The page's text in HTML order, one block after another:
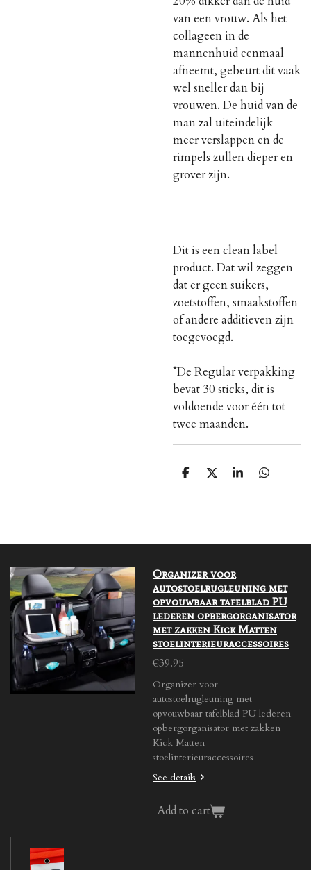
van een vrouw. Als het
collageen in de
mannenhuid eenmaal
afneemt, gebeurt dit vaak
wel sneller dan bij
vrouwen. De huid van de
man zal uiteindelijk
meer verslappen en de
rimpels zullen dieper en
grover zijn.
Dit is een clean label
product. Dat wil zeggen
dat er geen suikers,
zoetstoffen, smaakstoffen
of andere additieven zijn
toegevoegd.
*De Regular verpakking
bevat 30 sticks, dit is
voldoende voor één tot
twee maanden.
S
S
S
S
Organizer voor
autostoelrugleuning met
opvouwbaar tafelblad PU
lederen opbergorganisator
met zakken Kick Matten
stoelinterieuraccessoires
€39.95
Organizer voor
autostoelrugleuning met
opvouwbaar tafelblad PU lederen
opbergorganisator met zakken
Kick Matten
stoelinterieuraccessoires
See details
Add to cart